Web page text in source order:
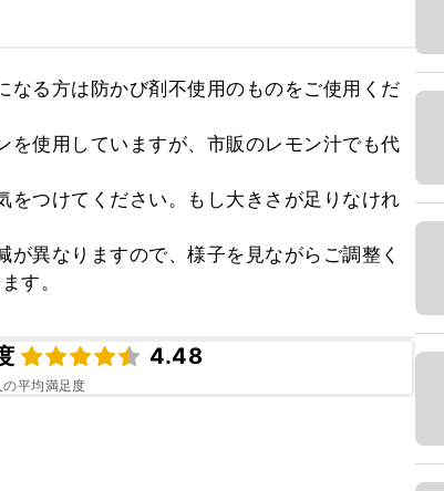
なる方は防かび剤不使用のものをご使用くだ
使用していますが、市販のレモン汁でも代
をつけてください。もし大きさが足りなけれ
異なりますので、様子を見ながらご調整く
す。
4.48
の平均満足度